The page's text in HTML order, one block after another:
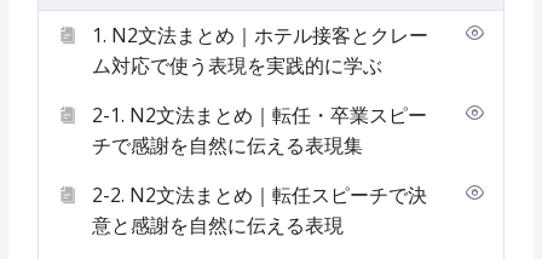
1. N2文法まとめ｜ホテル接客とクレー
ム対応で使う表現を実践的に学ぶ
2-1. N2文法まとめ｜転任・卒業スピー
チで感謝を自然に伝える表現集
2-2. N2文法まとめ｜転任スピーチで決
意と感謝を自然に伝える表現